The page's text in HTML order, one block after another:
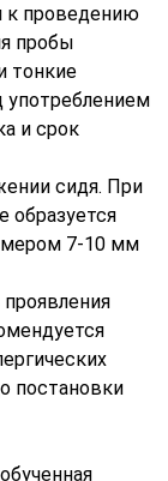
к проведению
пробы
тонкие
и срок
сидя. При
образуется
7-10 мм
постановки